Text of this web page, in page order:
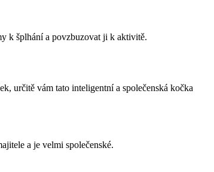
k šplhání a povzbuzovat ji k aktivitě.
určitě vám tato inteligentní a společenská kočka
a je velmi společenské.